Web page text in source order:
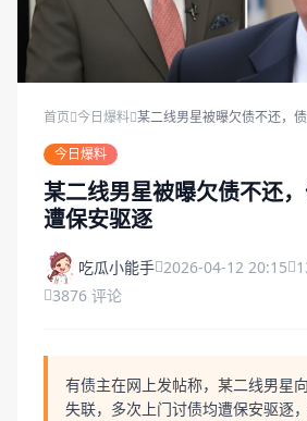
首页 今日爆料 某二线男星被曝欠债不还，
今日爆料
某二线男星被曝欠债不还
遭保安驱逐
吃瓜小能手 2026-04-12 20:15
3876 评论
有债主在网上发帖称，某二线男星
失联，多次上门讨债均遭保安驱逐